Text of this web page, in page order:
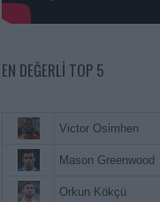
EN DEĞERLI TOP 5
Victor Osimhen
Mason Greenwood
Orkun Kökçü